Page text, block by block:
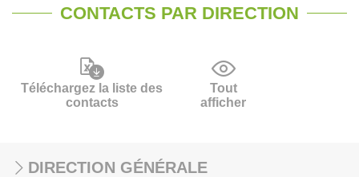
CONTACTS PAR DIRECTION
Téléchargez la liste des
contacts
Tout
afficher
DIRECTION GÉNÉRALE